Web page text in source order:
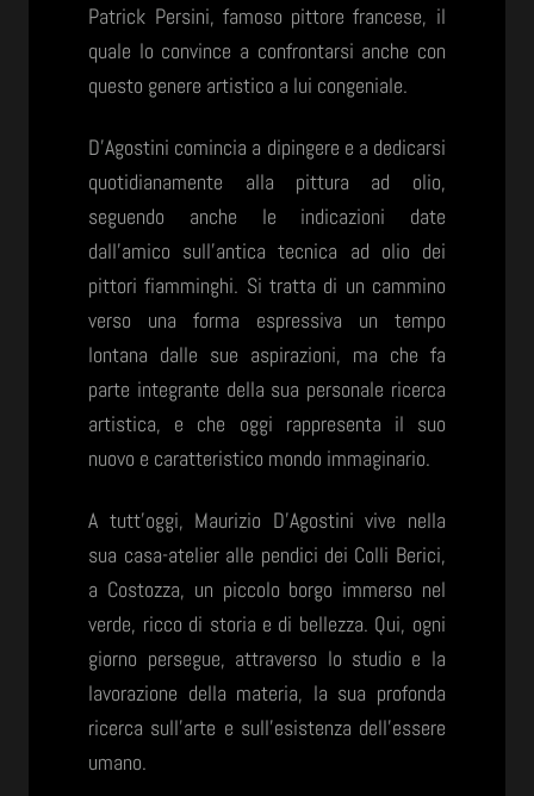
Patrick Persini, famoso pittore francese, il
quale lo convince a confrontarsi anche con
questo genere artistico a lui congeniale.
D’Agostini comincia a dipingere e a dedicarsi
quotidianamente alla pittura ad olio,
seguendo anche le indicazioni date
dall’amico sull’antica tecnica ad olio dei
pittori fiamminghi. Si tratta di un cammino
verso una forma espressiva un tempo
lontana dalle sue aspirazioni, ma che fa
parte integrante della sua personale ricerca
artistica, e che oggi rappresenta il suo
nuovo e caratteristico mondo immaginario.
A tutt’oggi, Maurizio D’Agostini vive nella
sua casa-atelier alle pendici dei Colli Berici,
a Costozza, un piccolo borgo immerso nel
verde, ricco di storia e di bellezza. Qui, ogni
giorno persegue, attraverso lo studio e la
lavorazione della materia, la sua profonda
ricerca sull’arte e sull’esistenza dell’essere
umano.